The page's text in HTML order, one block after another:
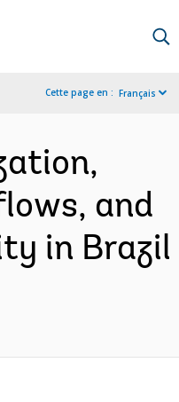
Cette page en : Français
and
in Brazil